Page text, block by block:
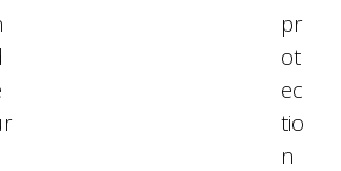
pr
ot
ec
tio
n